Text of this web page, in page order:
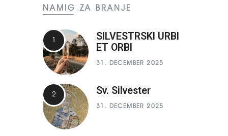
NAMIG ZA BRANJE
SILVESTRSKI URBI
ET ORBI
31. DECEMBER 2025
Sv. Silvester
31. DECEMBER 2025